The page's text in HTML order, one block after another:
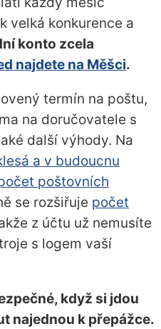
velká konkurence a
konto zcela
najdete na Měšci.
termín na poštu,
na doručovatele s
další výhody. Na
a v budoucnu
poštovních
se rozšiřuje počet
z účtu už nemusíte
s logem vaší
když si jdou
najednou k přepážce.